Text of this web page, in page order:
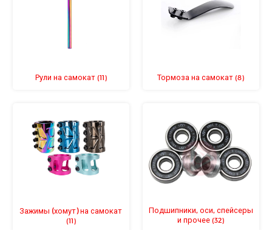
Рули на самокат (11) Тормоза на самокат(8)
Зажимы (хомут) на самокат
(11)
Подшипники, оси, спейсеры
и прочее(32)